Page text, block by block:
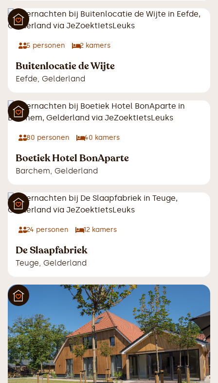
5 personen 2 kamers
Buitenlocatie de Wijte
Eefde, Gelderland
80 personen 40 kamers
Boetiek Hotel BonAparte
Barchem, Gelderland
24 personen 12 kamers
De Slaapfabriek
Teuge, Gelderland